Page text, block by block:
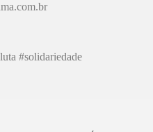
#solidariedade